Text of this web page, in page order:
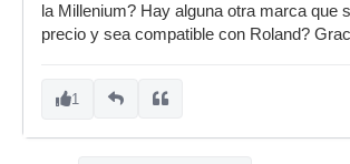
la Millenium? Hay alguna otra marca que
precio y sea compatible con Roland?
1